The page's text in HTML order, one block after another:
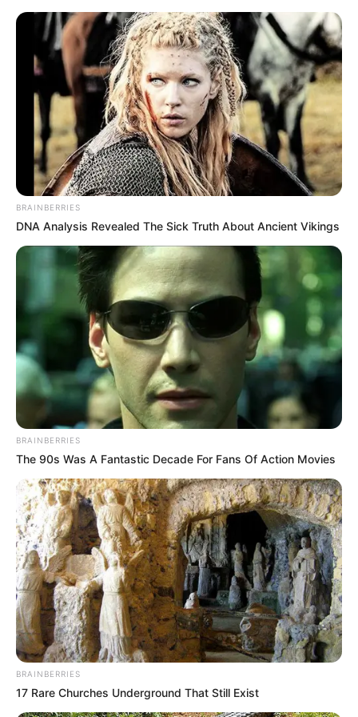
#RUTH WILSON
LJEPOTA
NAJBOLJI BEAUTY LOOKOVI S
VENECIJANSKOG FILMSKOG FESTIVALA
NAGOVIJESTILI JESENSKE TRENDOVE